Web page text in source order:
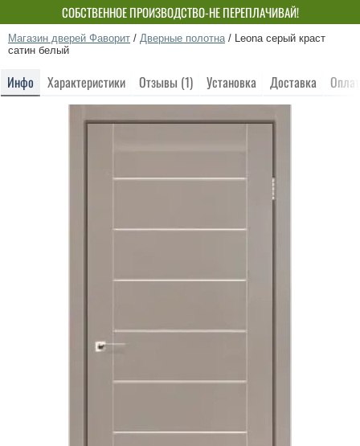
СОБСТВЕННОЕ ПРОИЗВОДСТВО-НЕ ПЕРЕПЛАЧИВАЙ!
Магазин дверей Фаворит / Дверные полотна / Leona серый краст
сатин белый
Инфо Характеристики Отзывы (1) Установка Доставка